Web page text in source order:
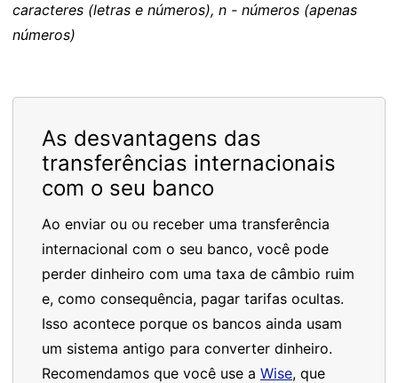
caracteres (letras e números), n - números (apenas
números)
As desvantagens das
transferências internacionais
com o seu banco
Ao enviar ou ou receber uma transferência
internacional com o seu banco, você pode
perder dinheiro com uma taxa de câmbio ruim
e, como consequência, pagar tarifas ocultas.
Isso acontece porque os bancos ainda usam
um sistema antigo para converter dinheiro.
Recomendamos que você use a Wise, que